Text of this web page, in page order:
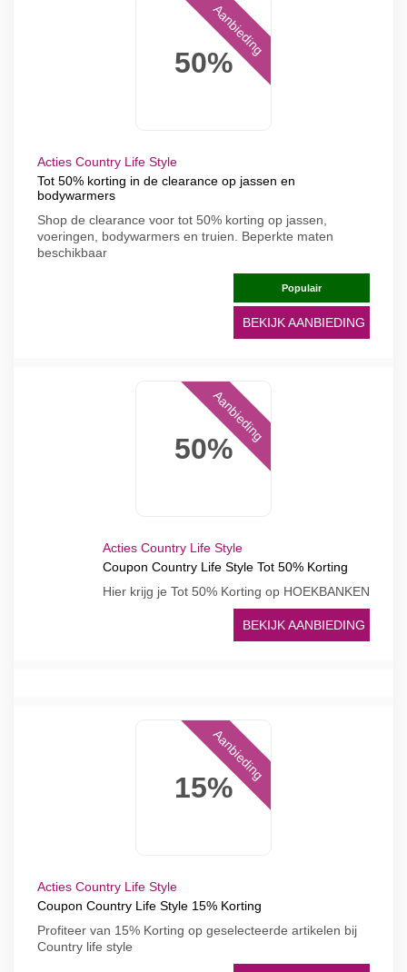
50%
Aanbieding
Acties Country Life Style
Tot 50% korting in de clearance op jassen en
bodywarmers
Shop de clearance voor tot 50% korting op jassen,
voeringen, bodywarmers en truien. Beperkte maten
beschikbaar
Populair
BEKIJK AANBIEDING
50%
Aanbieding
Acties Country Life Style
Coupon Country Life Style Tot 50% Korting
Hier krijg je Tot 50% Korting op HOEKBANKEN
BEKIJK AANBIEDING
15%
Aanbieding
Acties Country Life Style
Coupon Country Life Style 15% Korting
Profiteer van 15% Korting op geselecteerde artikelen bij
Country life style